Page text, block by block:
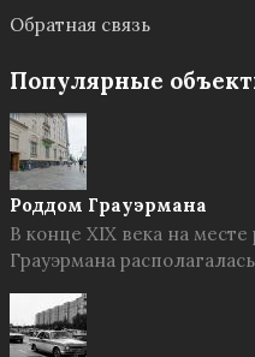
Обратная связь
Популярные
Роддом Грауэрмана
В конце XIX века на
Грауэрмана